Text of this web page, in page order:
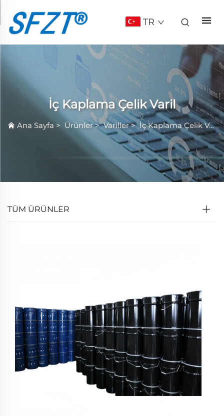
TR
İç Kaplama Çelik Varil
Ana Sayfa> Ürünler>Variller>İç Kaplama Çelik Varil
TÜM ÜRÜNLER